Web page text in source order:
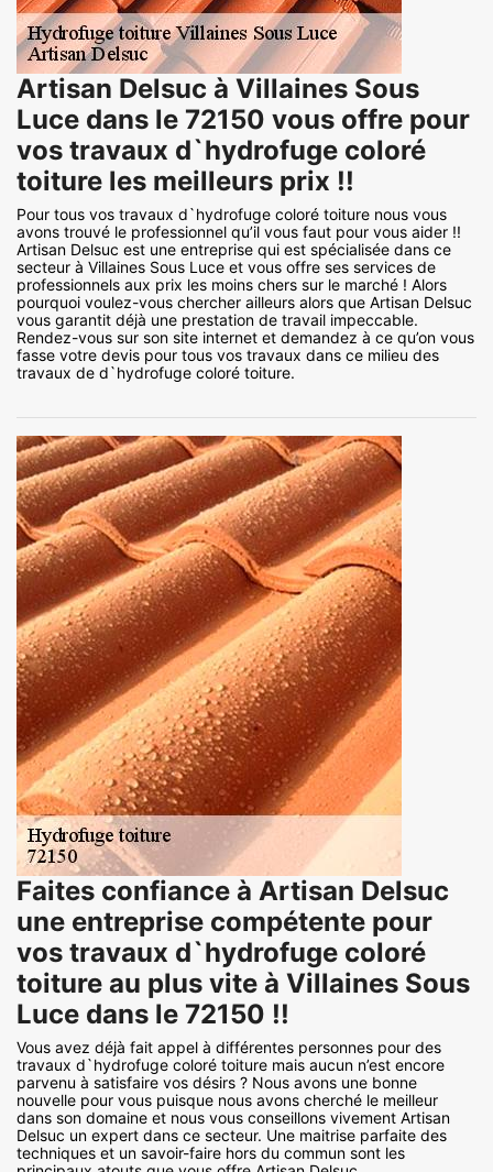
Artisan Delsuc à Villaines Sous
Luce dans le 72150 vous offre pour
vos travaux d`hydrofuge coloré
toiture les meilleurs prix !!
Pour tous vos travaux d`hydrofuge coloré toiture nous vous
avons trouvé le professionnel qu’il vous faut pour vous aider !!
Artisan Delsuc est une entreprise qui est spécialisée dans ce
secteur à Villaines Sous Luce et vous offre ses services de
professionnels aux prix les moins chers sur le marché ! Alors
pourquoi voulez-vous chercher ailleurs alors que Artisan Delsuc
vous garantit déjà une prestation de travail impeccable.
Rendez-vous sur son site internet et demandez à ce qu’on vous
fasse votre devis pour tous vos travaux dans ce milieu des
travaux de d`hydrofuge coloré toiture.
Faites confiance à Artisan Delsuc
une entreprise compétente pour
vos travaux d`hydrofuge coloré
toiture au plus vite à Villaines Sous
Luce dans le 72150 !!
Vous avez déjà fait appel à différentes personnes pour des
travaux d`hydrofuge coloré toiture mais aucun n’est encore
parvenu à satisfaire vos désirs ? Nous avons une bonne
nouvelle pour vous puisque nous avons cherché le meilleur
dans son domaine et nous vous conseillons vivement Artisan
Delsuc un expert dans ce secteur. Une maitrise parfaite des
techniques et un savoir-faire hors du commun sont les